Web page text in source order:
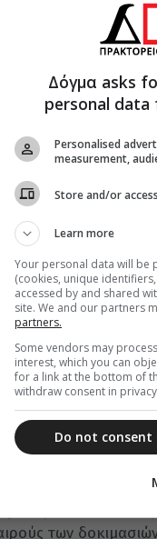
στο Θεό. Αυτή
στην
όταν
μήνες πριν γίνει
Υπομονής, από την
να πιει
της όχι μόνο
κράτη της
της
Έδειξε ότι είχε
και του ρόλου
που ο καθένας
του ενώπιον
την προσευχή, με
ενισχύσει.
τα όσα γράφει για
Γεώργιος
εφαίνετο να
των
Δόγμα asks
personal
Personalised
measurement,
Store and/or
Learn more
Your personal data will be
(cookies, unique
accessed by and shared
site. We and our partners
partners.
Some vendors may
interest, which you can
for a link at the bottom of
withdraw consent in
Do not consent